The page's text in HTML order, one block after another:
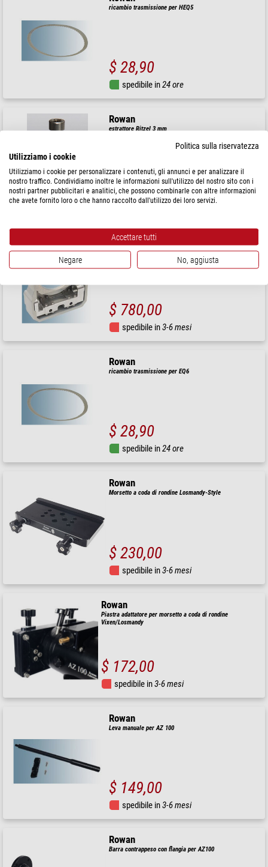
ricambio trasmissione per HEQ5
$ 28,90
spedibile in24 ore
Rowan
estrattore Ritzel 3 mm
$ 40,90
spedibile in24 ore
Rowan
Zero Backlash Worm Mount EQ-6 & NEQ-6
$ 780,00
spedibile in3-6 mesi
Rowan
ricambio trasmissione per EQ6
$ 28,90
spedibile in24 ore
Rowan
Morsetto a coda di rondine Losmandy-Style
$ 230,00
spedibile in3-6 mesi
Rowan
Piastra adattatore per morsetto a coda di rondine
Vixen/Losmandy
$ 172,00
spedibile in3-6 mesi
Rowan
Leva manuale per AZ 100
$ 149,00
spedibile in3-6 mesi
Rowan
Barra contrappeso con flangia per AZ100
Politica sulla riservatezza
Utilizziamo i cookie
Utilizziamo i cookie per personalizzare i contenuti, gli annunci e per analizzare il
nostro traffico. Condividiamo inoltre le informazioni sull'utilizzo del nostro sito con i
nostri partner pubblicitari e analitici, che possono combinarle con altre informazioni
che avete fornito loro o che hanno raccolto dall'utilizzo dei loro servizi.
Accettare tutti
Negare No, aggiusta